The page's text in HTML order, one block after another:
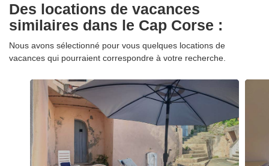
Des locations de vacances
similaires dans le Cap Corse :
Nous avons sélectionné pour vous quelques locations de
vacances qui pourraient correspondre à votre recherche.